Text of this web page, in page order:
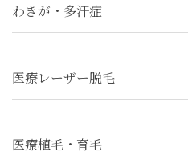
わきが・多汗症
医療レーザー脱毛
医療植毛・育毛